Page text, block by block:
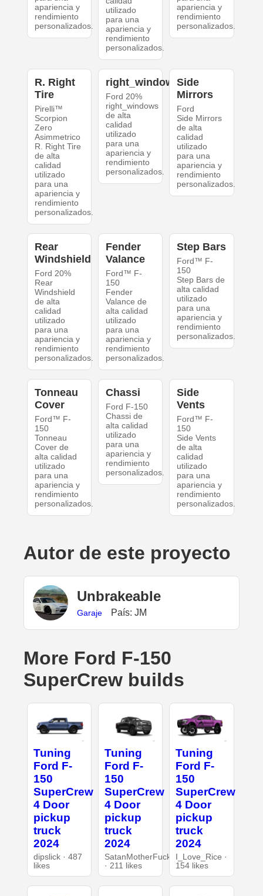
apariencia y
rendimiento
personalizados.
utilizado
para una
apariencia y
rendimiento
personalizados.
apariencia y
rendimiento
personalizados.
R. Right
Tire
Pirelli™
Scorpion
Zero
Asimmetrico
R. Right Tire
de alta
calidad
utilizado
para una
apariencia y
rendimiento
personalizados.
right_windows
Ford 20%
right_windows
de alta
calidad
utilizado
para una
apariencia y
rendimiento
personalizados.
Side
Mirrors
Ford
Side Mirrors
de alta
calidad
utilizado
para una
apariencia y
rendimiento
personalizados.
Rear
Windshield
Ford 20%
Rear
Windshield
de alta
calidad
utilizado
para una
apariencia y
rendimiento
personalizados.
Fender
Valance
Ford™ F-
150
Fender
Valance de
alta calidad
utilizado
para una
apariencia y
rendimiento
personalizados.
Step Bars
Ford™ F-
150
Step Bars de
alta calidad
utilizado
para una
apariencia y
rendimiento
personalizados.
Tonneau
Cover
Ford™ F-
150
Tonneau
Cover de
alta calidad
utilizado
para una
apariencia y
rendimiento
personalizados.
Chassi
Ford F-150
Chassi de
alta calidad
utilizado
para una
apariencia y
rendimiento
personalizados.
Side
Vents
Ford™ F-
150
Side Vents
de alta
calidad
utilizado
para una
apariencia y
rendimiento
personalizados.
Autor de este proyecto
UnbrakeabIe
Garaje País: JM
More Ford F-150
SuperCrew builds
Tuning
Ford F-
150
SuperCrew
4 Door
pickup
truck
2024
dipslick · 487
likes
Tuning
Ford F-
150
SuperCrew
4 Door
pickup
truck
2024
SatanMotherFucker
· 211 likes
Tuning
Ford F-
150
SuperCrew
4 Door
pickup
truck
2024
I_Love_Rice ·
154 likes